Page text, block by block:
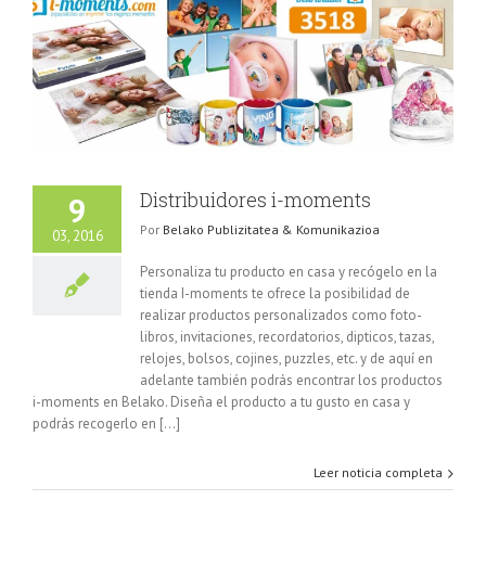
9
03, 2016
Distribuidores i-moments
Por Belako Publizitatea & Komunikazioa
Personaliza tu producto en casa y recógelo en la
tienda I-moments te ofrece la posibilidad de
realizar productos personalizados como foto-
libros, invitaciones, recordatorios, dipticos, tazas,
relojes, bolsos, cojines, puzzles, etc. y de aquí en
adelante también podrás encontrar los productos
i-moments en Belako. Diseña el producto a tu gusto en casa y
podrás recogerlo en [...]
Leer noticia completa